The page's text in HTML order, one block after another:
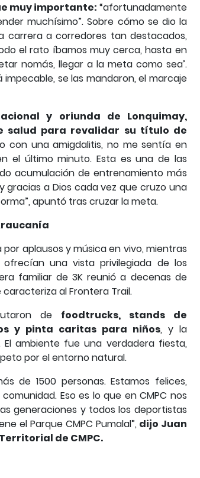
muy importante: “afortunadamente
muchísimo”. Sobre cómo se dio la
carrera a corredores tan destacados,
el rato íbamos muy cerca, hasta en
nomás, llegar a la meta como sea’.
se las mandaron, el marcaje
y oriunda de Lonquimay,
salud para revalidar su título de
con una amigdalitis, no me sentía en
el último minuto. Esta es una de las
acumulación de entrenamiento más
gracias a Dios cada vez que cruzo una
apuntó tras cruzar la meta.
aplausos y música en vivo, mientras
una vista privilegiada de los
familiar de 3K reunió a decenas de
al Frontera Trail.
de foodtrucks, stands de
y pinta caritas para niños, y la
ambiente fue una verdadera fiesta,
por el entorno natural.
de 1500 personas. Estamos felices,
Eso es lo que en CMPC nos
generaciones y todos los deportistas
el Parque CMPC Pumalal”, dijo Juan
de CMPC.